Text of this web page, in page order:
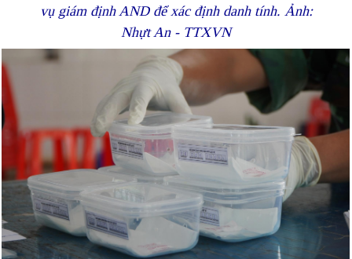
vụ giám định AND để xác định danh tính. Ảnh:
Nhựt An - TTXVN